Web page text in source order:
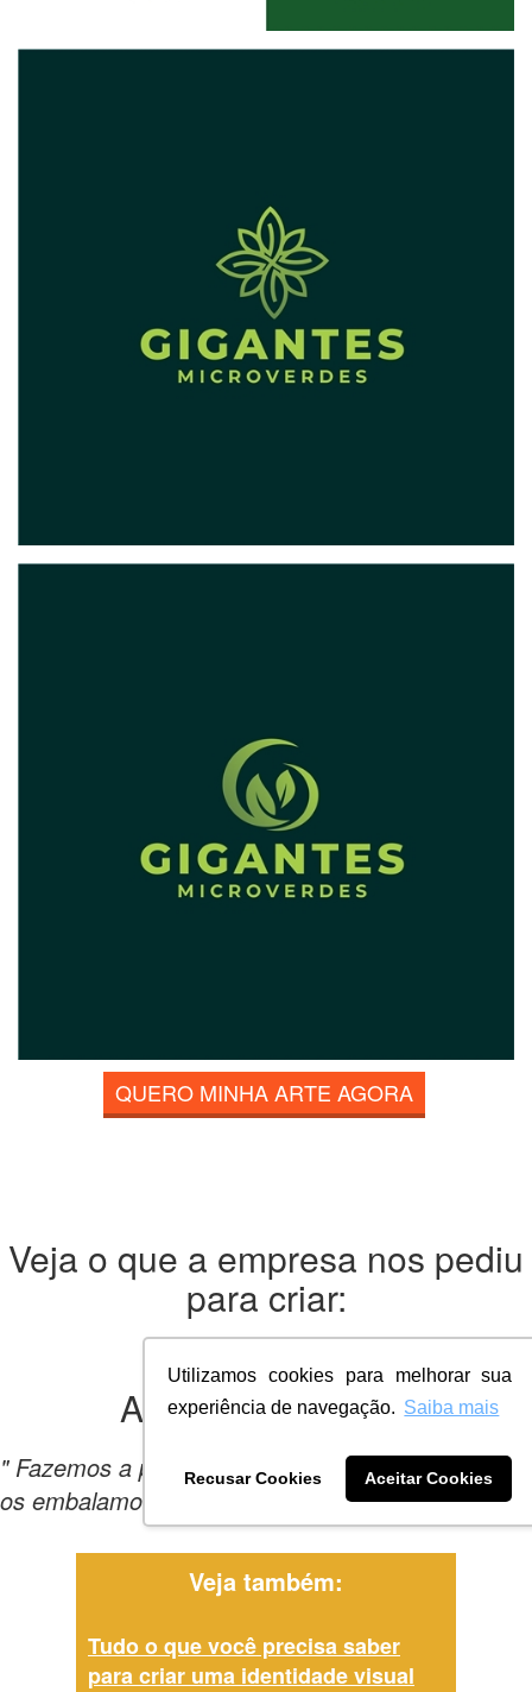
Utilizamos cookies para melhorar sua
experiência de navegação. Saiba mais
Recusar Cookies Aceitar Cookies
QUERO MINHA ARTE AGORA
Veja o que a empresa nos pediu
para criar:
A empresaqueria:
" Fazemos a plantação de Microverdes, colheita e
os embalamos para o consumidor. "
Veja também:
Tudo o que você precisa saber
para criar uma identidade visual